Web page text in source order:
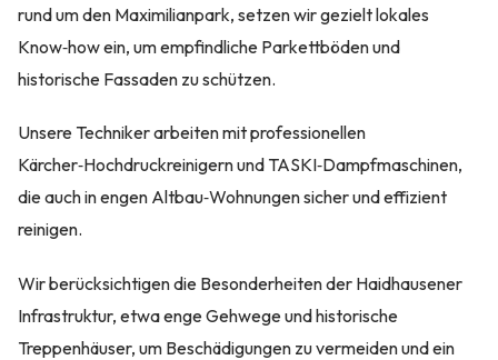
rund um den Maximilianpark, setzen wir gezielt lokales
Know‑how ein, um empfindliche Parkettböden und
historische Fassaden zu schützen.
Unsere Techniker arbeiten mit professionellen
Kärcher‑Hochdruckreinigern und TASKI‑Dampfmaschinen,
die auch in engen Altbau‑Wohnungen sicher und effizient
reinigen.
Wir berücksichtigen die Besonderheiten der Haidhausener
Infrastruktur, etwa enge Gehwege und historische
Treppenhäuser, um Beschädigungen zu vermeiden und ein